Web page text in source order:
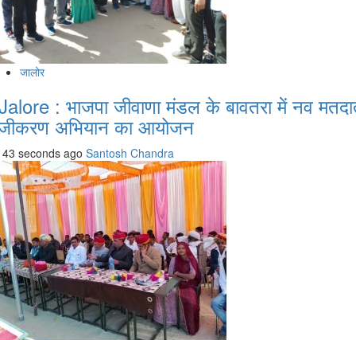
जालोर
: भाजपा जीवाणा मंडल के बावतरा में नव
अभियान का आयोजन
43 seconds ago Santosh Chandra